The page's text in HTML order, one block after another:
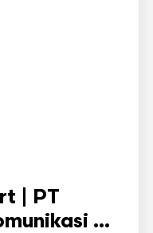
| PT
...